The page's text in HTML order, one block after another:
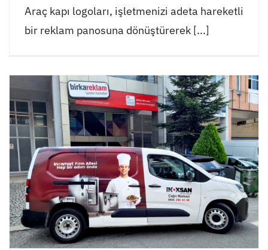
Araç kapı logoları, işletmenizi adeta hareketli
bir reklam panosuna dönüştürerek [...]